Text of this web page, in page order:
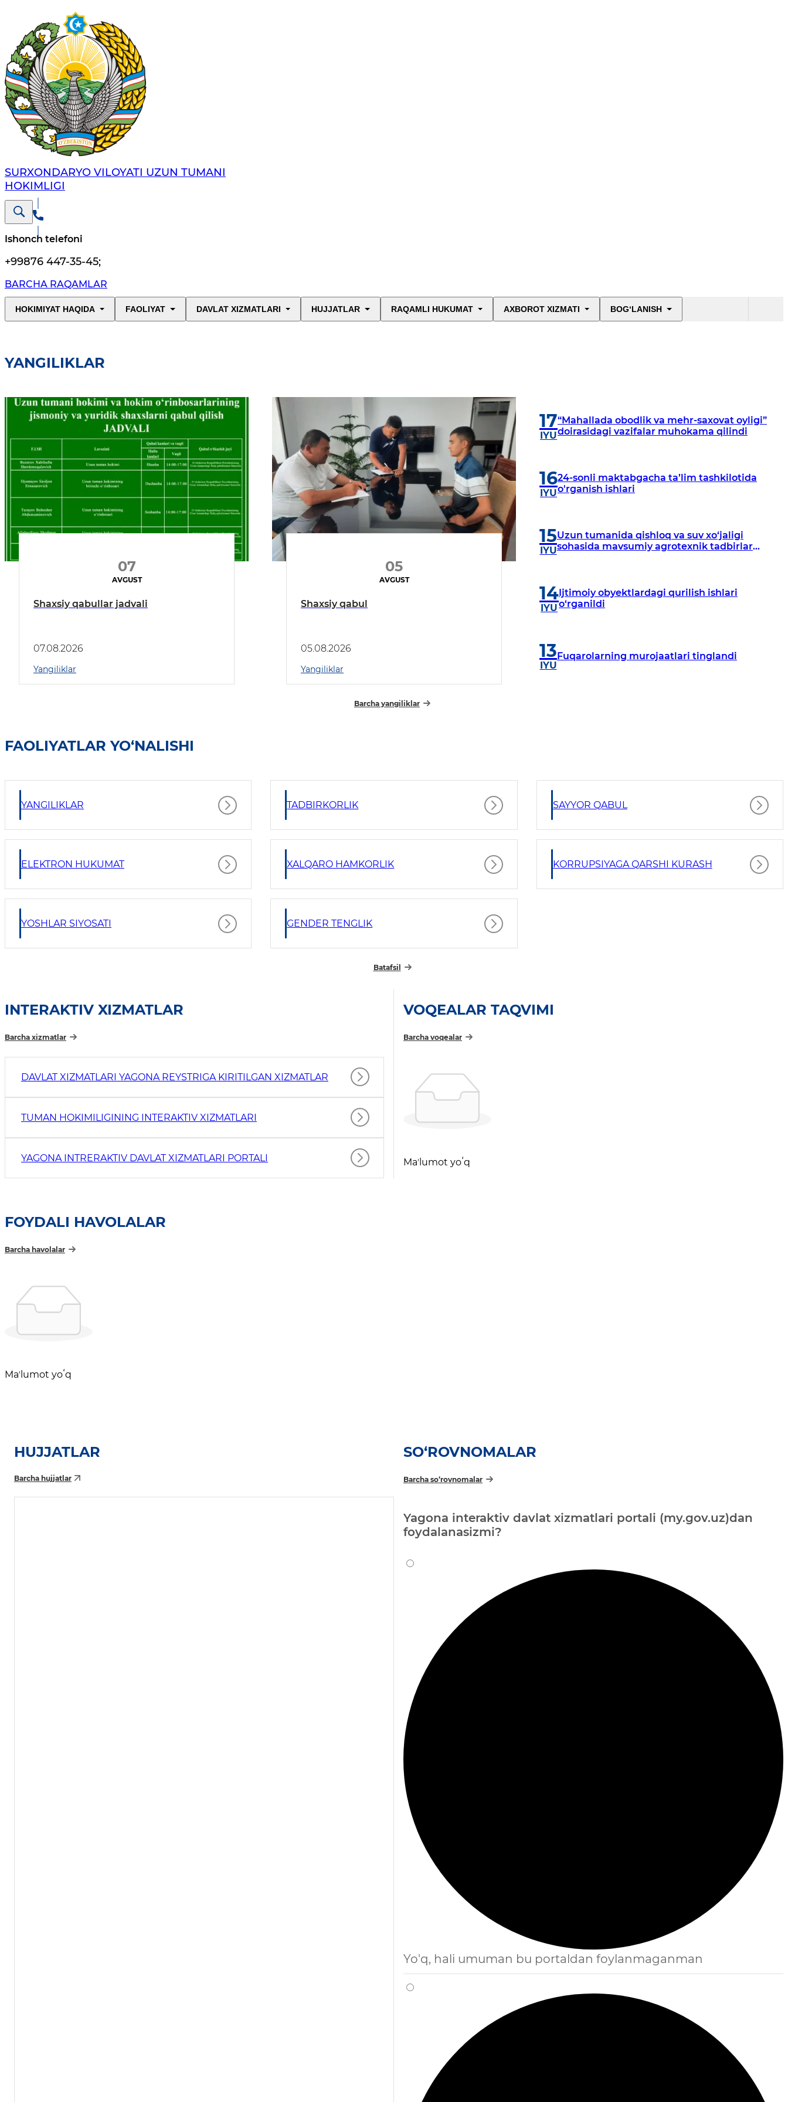
SURXONDARYO VILOYATI UZUN TUMANI
HOKIMLIGI
Ishonch telefoni
+99876 447-35-45;
BARCHA RAQAMLAR
HOKIMIYAT HAQIDA FAOLIYAT DAVLAT XIZMATLARI HUJJATLAR RAQAMLI HUKUMAT AXBOROT XIZMATI BOG‘LANISH
YANGILIKLAR
07
AVGUST
Shaxsiy qabullar jadvali
07.08.2026
Yangiliklar
05
AVGUST
Shaxsiy qabul
05.08.2026
Yangiliklar
17
IYU
“Mahallada obodlik va mehr-saxovat oyligi”
doirasidagi vazifalar muhokama qilindi
16
IYU
24-sonli maktabgacha ta’lim tashkilotida
o'rganish ishlari
15
IYU
Uzun tumanida qishloq va suv xo‘jaligi
sohasida mavsumiy agrotexnik tadbirlar
14
IYU
Ijtimoiy obyektlardagi qurilish ishlari
o‘rganildi
13
IYU
Fuqarolarning murojaatlari tinglandi
Barcha yangiliklar
FAOLIYATLAR YO‘NALISHI
YANGILIKLAR TADBIRKORLIK SAYYOR QABUL
ELEKTRON HUKUMAT XALQARO HAMKORLIK KORRUPSIYAGA QARSHI KURASH
YOSHLAR SIYOSATI GENDER TENGLIK
Batafsil
INTERAKTIV XIZMATLAR
Barcha xizmatlar
DAVLAT XIZMATLARI YAGONA REYSTRIGA KIRITILGAN XIZMATLAR
TUMAN HOKIMILIGINING INTERAKTIV XIZMATLARI
YAGONA INTRERAKTIV DAVLAT XIZMATLARI PORTALI
VOQEALAR TAQVIMI
Barcha voqealar
Maʼlumot yoʻq
FOYDALI HAVOLALAR
Barcha havolalar
Maʼlumot yoʻq
HUJJATLAR
Barcha hujjatlar
SO‘ROVNOMALAR
Barcha so‘rovnomalar
Yagona interaktiv davlat xizmatlari portali (my.gov.uz)dan
foydalanasizmi?
Yo'q, hali umuman bu portaldan foylanmaganman